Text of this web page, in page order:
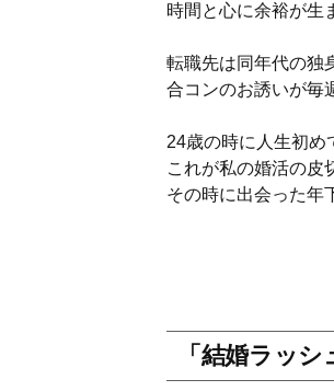
時間と心に余裕が生
転職先は同年代の独
合コンのお誘いが毎
24歳の時に人生初め
これが私の婚活の皮
その時に出会った年
「結婚ラッ